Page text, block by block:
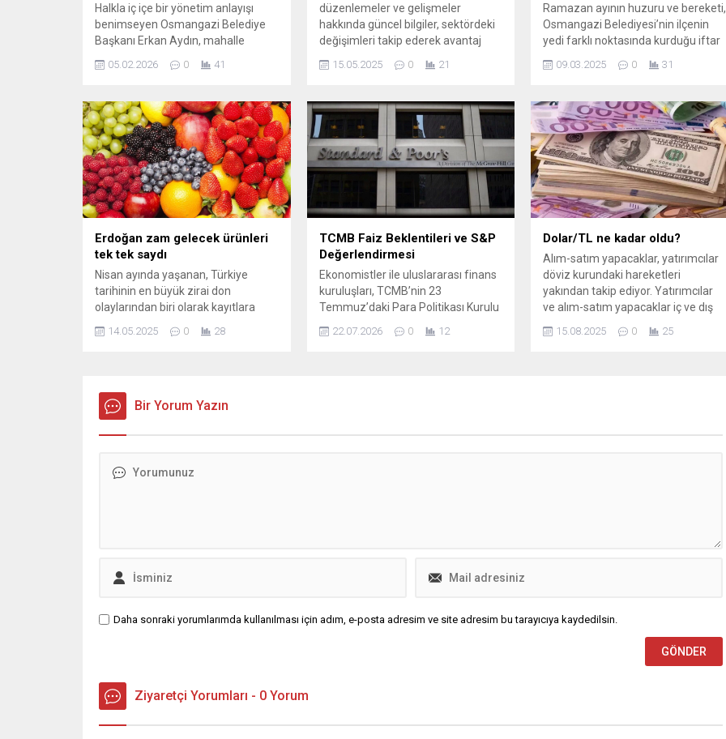
Halkla iç içe bir yönetim anlayışı
benimseyen Osmangazi Belediye
Başkanı Erkan Aydın, mahalle
daha ekledi. Başkan Aydın, bu
düzenlenen kahvaltı programında
mahalle sakinleriyle bir araya
gelerek vatandaşların talep ve
beklentilerini yerinde dinledi. Yoğun
katılımın olduğu programda
Osmangazi Belediye Başkanı Erkan
Aydın’a CHP Osmangazi...
05.02.2026 0 41
düzenlemeler ve gelişmeler
hakkında güncel bilgiler, sektördeki
değişimleri takip ederek avantaj
15.05.2025 0 21
Ramazan ayının huzuru ve bereketi,
Osmangazi Belediyesi’nin ilçenin
yedi farklı noktasında kurduğu iftar
noktalarında her akşam 2700 ilçe
mutluluğuna ortak oluyor.
Osmangazi Belediyesi tarafından
kurulan iftar sofraları büyük ilgi
gördü. Osmangazi Meydanı Kent
Lokantası, Soğanlı Kültür Merkezi,
Demirtaş Kültür Merkezi, Bağlarbaşı
Taziye Evi,...
09.03.2025 0 31
Erdoğan zam gelecek ürünleri
tek tek saydı
Nisan ayında yaşanan, Türkiye
tarihinin en büyük zirai don
olaylarından biri olarak kayıtlara
geçen felaketin ardından birçok
tarım ürününde zarar oranı yüzde
14.05.2025 0 28
TCMB Faiz Beklentileri ve S&P
Değerlendirmesi
Ekonomistler ile uluslararası finans
kuruluşları, TCMB’nin 23
Temmuz’daki Para Politikası Kurulu
toplantısında bir hafta vadeli repo
faizini yüzde 37’de sabit tutacağını
toplantısında politika faizinde
22.07.2026 0 12
Dolar/TL ne kadar oldu?
Alım-satım yapacaklar, yatırımcılar
döviz kurundaki hareketleri
yakından takip ediyor. Yatırımcılar
ve alım-satım yapacaklar iç ve dış
piyasaya hakim olmak için yakından
takip ettiği altın ve döviz kurundaki
15.08.2025 0 25
Bir Yorum Yazın
Daha sonraki yorumlarımda kullanılması için adım, e-posta adresim ve site adresim bu tarayıcıya kaydedilsin.
Ziyaretçi Yorumları - 0 Yorum